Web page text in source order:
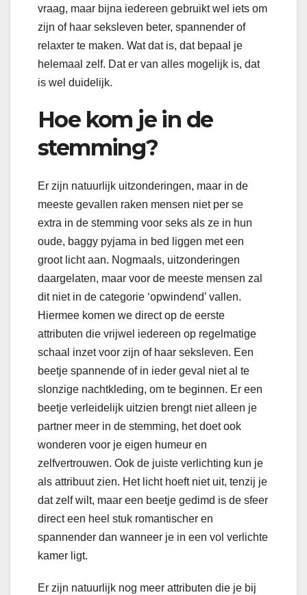
vraag, maar bijna iedereen gebruikt wel iets om
zijn of haar seksleven beter, spannender of
relaxter te maken. Wat dat is, dat bepaal je
helemaal zelf. Dat er van alles mogelijk is, dat
is wel duidelijk.
Hoe kom je in de
stemming?
Er zijn natuurlijk uitzonderingen, maar in de
meeste gevallen raken mensen niet per se
extra in de stemming voor seks als ze in hun
oude, baggy pyjama in bed liggen met een
groot licht aan. Nogmaals, uitzonderingen
daargelaten, maar voor de meeste mensen zal
dit niet in de categorie ‘opwindend’ vallen.
Hiermee komen we direct op de eerste
attributen die vrijwel iedereen op regelmatige
schaal inzet voor zijn of haar seksleven. Een
beetje spannende of in ieder geval niet al te
slonzige nachtkleding, om te beginnen. Er een
beetje verleidelijk uitzien brengt niet alleen je
partner meer in de stemming, het doet ook
wonderen voor je eigen humeur en
zelfvertrouwen. Ook de juiste verlichting kun je
als attribuut zien. Het licht hoeft niet uit, tenzij je
dat zelf wilt, maar een beetje gedimd is de sfeer
direct een heel stuk romantischer en
spannender dan wanneer je in een vol verlichte
kamer ligt.
Er zijn natuurlijk nog meer attributen die je bij